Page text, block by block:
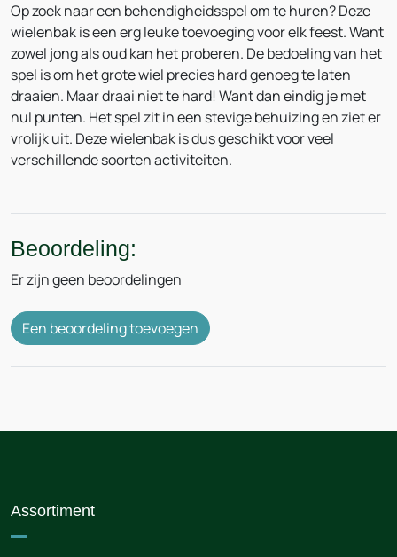
Op zoek naar een behendigheidsspel om te huren? Deze
wielenbak is een erg leuke toevoeging voor elk feest. Want
zowel jong als oud kan het proberen. De bedoeling van het
spel is om het grote wiel precies hard genoeg te laten
draaien. Maar draai niet te hard! Want dan eindig je met
nul punten. Het spel zit in een stevige behuizing en ziet er
vrolijk uit. Deze wielenbak is dus geschikt voor veel
verschillende soorten activiteiten.
Beoordeling:
Er zijn geen beoordelingen
Een beoordeling toevoegen
Assortiment